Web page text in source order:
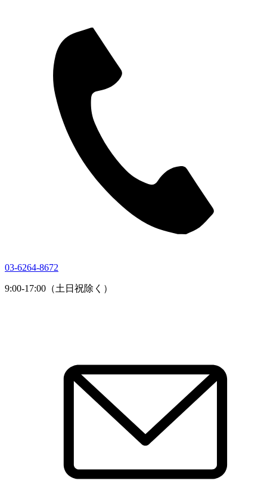
03-6264-8672
9:00-17:00（土日祝除く）